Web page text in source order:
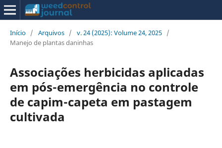
Início / Arquivos / v. 24 (2025): Volume 24, 2025 /
Manejo de plantas daninhas
Associações herbicidas aplicadas
em pós-emergência no controle
de capim-capeta em pastagem
cultivada